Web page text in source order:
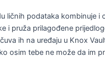
ličnih podataka kombinuje i
i pruža prilagođene
ih na uređaju u Knox
osim tebe ne može da im